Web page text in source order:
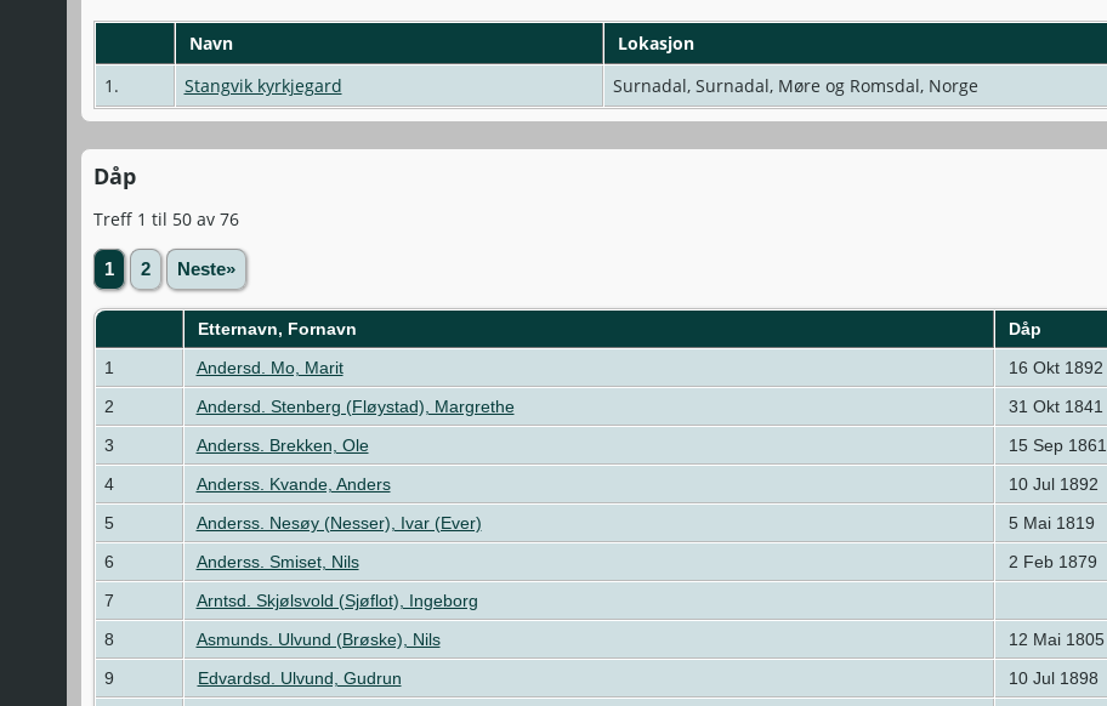
Navn
Lokasjon
1.
Stangvik kyrkjegard Surnadal, Surnadal, Møre og Romsdal, Norge
Dåp
Treff 1 til 50 av 76
1 2 Neste»
Etternavn, Fornavn Dåp
1
Andersd. Mo, Marit 16 Okt 1892
2
Andersd. Stenberg (Fløystad), Margrethe 31 Okt 1841
3
Anderss. Brekken, Ole 15 Sep 1861
4
Anderss. Kvande, Anders 10 Jul 1892
5
Anderss. Nesøy (Nesser), Ivar (Ever) 5 Mai 1819
6
Anderss. Smiset, Nils 2 Feb 1879
7
Arntsd. Skjølsvold (Sjøflot), Ingeborg
8
Asmunds. Ulvund (Brøske), Nils 12 Mai 1805
9
Edvardsd. Ulvund, Gudrun 10 Jul 1898